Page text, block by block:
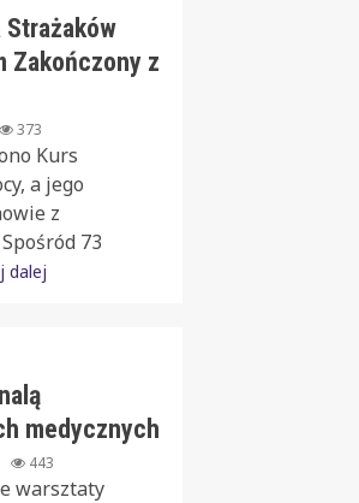
Zakończony z
373
Kurs
a jego
z
73
dalej
medycznych
443
warsztaty